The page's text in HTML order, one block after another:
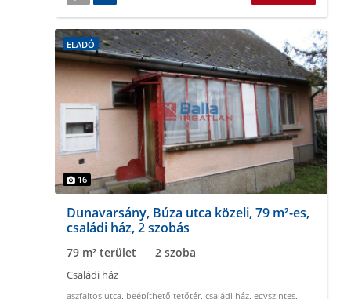
ELADÓ
16
Dunavarsány, Búza utca közeli, 79 m²-es,
családi ház, 2 szobás
79 m² terület 2 szoba
Családi ház
aszfaltos utca, beépíthető tetőtér, családi ház, egyszintes,